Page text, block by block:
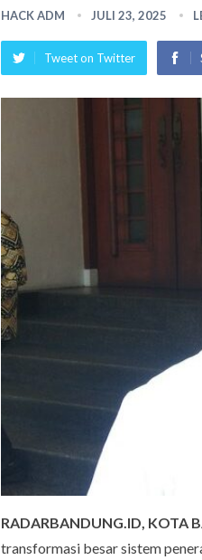
HACK ADM JULI 23, 2025
Tweet on Twitter
RADARBANDUNG.ID, KOTA
transformasi besar sistem